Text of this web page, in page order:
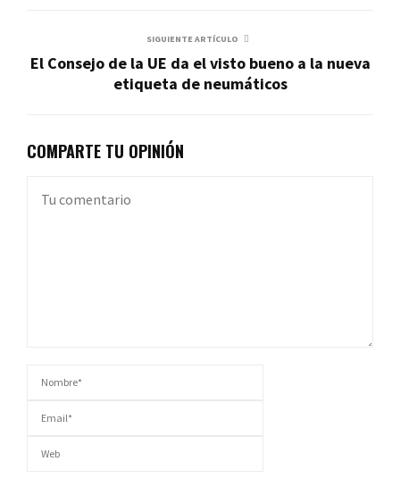
SIGUIENTE ARTÍCULO
El Consejo de la UE da el visto bueno a la nueva
etiqueta de neumáticos
COMPARTE TU OPINIÓN